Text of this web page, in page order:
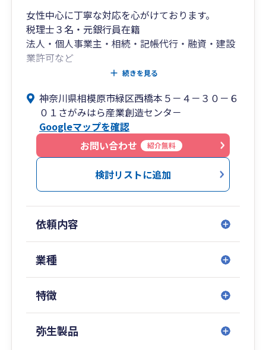
女性中心に丁寧な対応を心がけております。
税理士３名・元銀行員在籍
法人・個人事業主・相続・記帳代行・融資・建設
業許可など
続きを見る
神奈川県相模原市緑区西橋本５－４－３０－６
０１さがみはら産業創造センタ－
Googleマップを確認
お問い合わせ
紹介無料
検討リストに追加
依頼内容
業種
特徴
弥生製品